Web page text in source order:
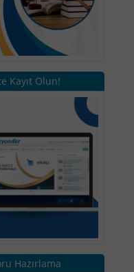
Kayıt Olun!
Hazırlama